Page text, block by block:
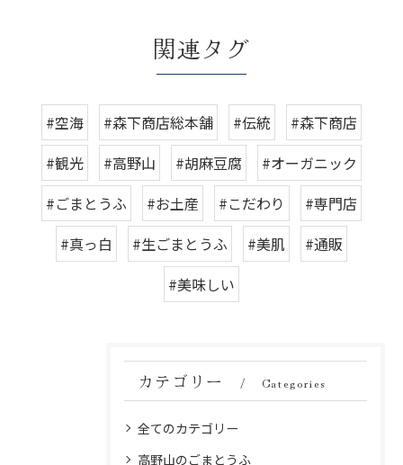
関連タグ
#空海 #森下商店総本舗 #伝統
#森下商店
#観光
#高野山 #胡麻豆腐
#オーガニック
#ごまとうふ
#お土産 #こだわり
#専門店
#真っ白
#生ごまとうふ #美肌
#通販
#美味しい
カテゴリー Categories
全てのカテゴリー
高野山のごまとうふ